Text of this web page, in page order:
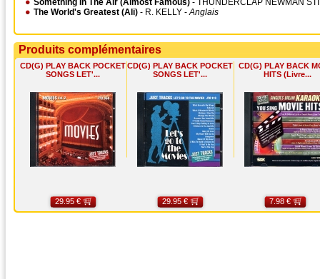
Something In The Air (Almost Famous) - THUNDERCLAP NEWMAN
The World's Greatest (Ali) - R. KELLY -Anglais
Produits complémentaires
CD(G) PLAY BACK POCKET
SONGS LET'...
29.95 €
CD(G) PLAY BACK POCKET
SONGS LET'...
29.95 €
CD(G) PLAY BACK
HITS (Livre...
7.98 €